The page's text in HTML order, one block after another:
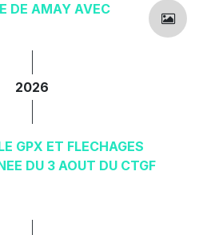
DE AMAY AVEC
2026
GPX ET FLECHAGES
DU 3 AOUT DU CTGF